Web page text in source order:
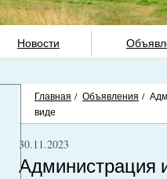
Новости
Главная / Объявления /
виде
30.11.2023
Администрация